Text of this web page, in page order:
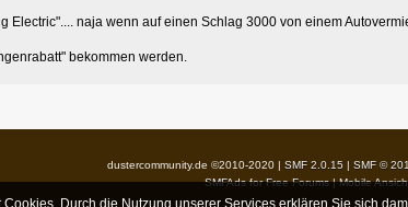
Electric".... naja wenn auf einen Schlag 3000 von einem
bekommen werden.
dustercommunity.de ©2010-2020 | SMF 2.0.15 | SMF ©
SMFAdsforFree Forums|Mobile
Durch die Nutzung unserer Services erklären Sie sich